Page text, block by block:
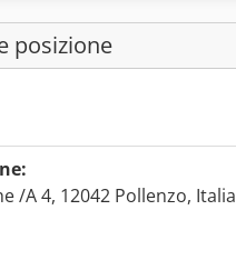
posizione
/A 4, 12042 Pollenzo, Italia